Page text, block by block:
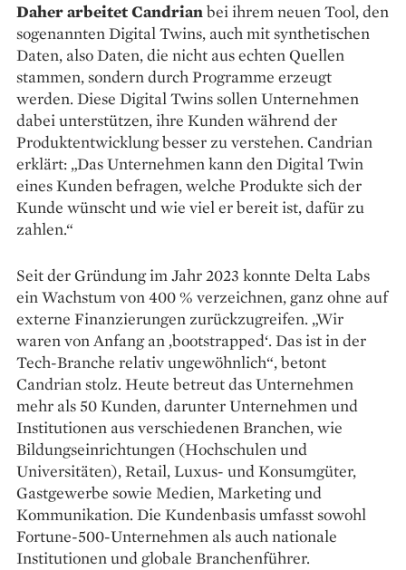
Daher arbeitet Candrianbei ihrem neuen Tool, den
­sogenannten Digital Twins, auch mit synthetischen
Daten, also Daten, die nicht aus echten Quellen
stammen, sondern durch Programme erzeugt
werden. Diese Digital Twins sollen Unternehmen
dabei unterstützen, ihre Kunden während der
Produktentwicklung besser zu verstehen. Candrian
erklärt: „Das Unternehmen kann den Digital Twin
eines Kunden befragen, welche Produkte sich der
Kunde wünscht und wie viel er bereit ist, dafür zu
zahlen.“
Seit der Gründung im Jahr 2023 konnte Delta Labs
ein Wachstum von 400 % verzeichnen, ganz ohne auf
externe ­Finanzierungen zurückzugreifen. „Wir
waren von Anfang an ,bootstrapped‘. Das ist in der
Tech-Branche relativ ungewöhnlich“, betont
Candrian stolz. Heute betreut das Unternehmen
mehr als 50 Kunden, darunter Unternehmen und
Institutionen aus verschiedenen Branchen, wie
Bildungseinrichtungen (Hochschulen und
Universitäten), Retail, Luxus- und Konsumgüter,
Gastgewerbe ­sowie Medien, Marketing und
Kommunikation. Die Kundenbasis umfasst sowohl
Fortune-500-Unter­nehmen als auch nationale
Institutionen und globale Branchenführer.